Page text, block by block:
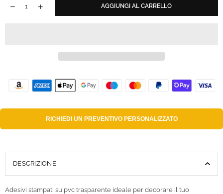
AGGIUNGI AL CARRELLO
RICHIEDI UN PREVENTIVO PERSONALIZZATO
DESCRIZIONE
Adesivi stampati su pvc trasparente ideale per decorare il tuo